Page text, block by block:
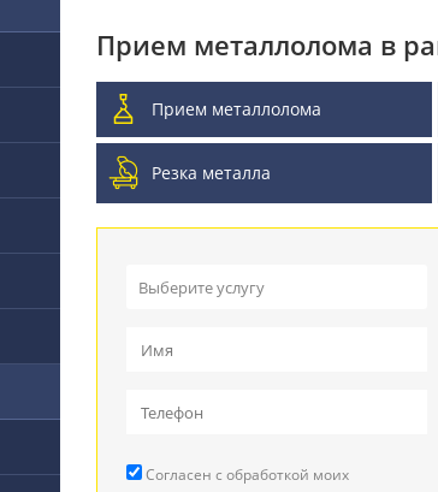
Прием металлолома в
Прием металлолома
Резка металла
Выберите услугу
Прием кабеля
Резка металла
Согласен с обработкой моих